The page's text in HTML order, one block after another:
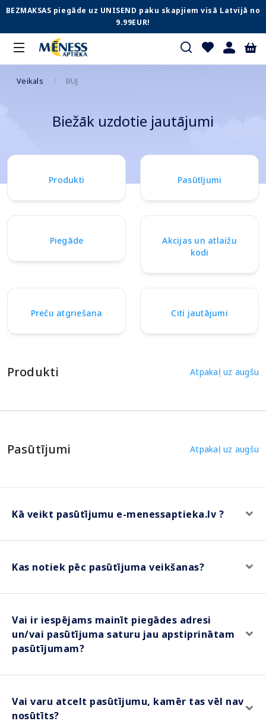
BEZMAKSAS piegāde uz UNISEND paku skapjiem visā Latvijā no
9.99EUR!
Veikals BUJ
Biežāk uzdotie jautājumi
Produkti Pasūtījumi
Piegāde
Akcijas un atlaižu
kodi
Preču atgriešana Citi jautājumi
Produkti Atpakaļ uz augšu
Pasūtījumi Atpakaļ uz augšu
Kā veikt pasūtījumu e-menessaptieka.lv ?
Kas notiek pēc pasūtījuma veikšanas?
Vai ir iespējams mainīt piegādes adresi
un/vai pasūtījuma saturu jau apstiprinātam
pasūtījumam?
Vai varu atcelt pasūtījumu, kamēr tas vēl nav
nosūtīts?